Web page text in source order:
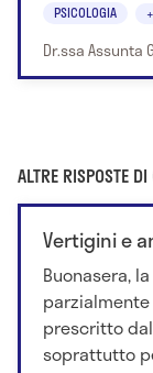
PSICOLOGIA
Dr.ssa Assunta
ALTRE RISPOSTE
Vertigini e
Buonasera,
prescritto
soprattutto